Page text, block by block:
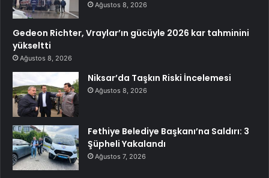
Ağustos 8, 2026
Gedeon Richter, Vraylar’ın gücüyle 2026 kar tahminini
yükseltti
Ağustos 8, 2026
Niksar’da Taşkın Riski İncelemesi
Ağustos 8, 2026
Fethiye Belediye Başkanı’na Saldırı: 3
Şüpheli Yakalandı
Ağustos 7, 2026